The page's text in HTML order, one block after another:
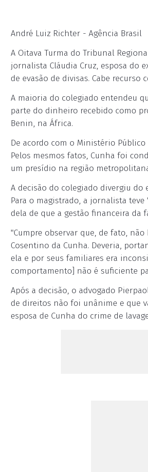
André Luiz Richter - Agência Brasil
A Oitava Turma do Tribunal
jornalista Cláudia Cruz, esposa do
de evasão de divisas. Cabe
A maioria do colegiado entendeu
parte do dinheiro recebido como
Benin, na África.
De acordo com o Ministério
Pelos mesmos fatos, Cunha foi
um presídio na região
A decisão do colegiado divergiu do
Para o magistrado, a jornalista
dela de que a gestão financeira da
"Cumpre observar que, de fato,
Cosentino da Cunha. Deveria,
ela e por seus familiares era
comportamento] não é suficiente
Após a decisão, o advogado
de direitos não foi unânime e que
esposa de Cunha do crime de